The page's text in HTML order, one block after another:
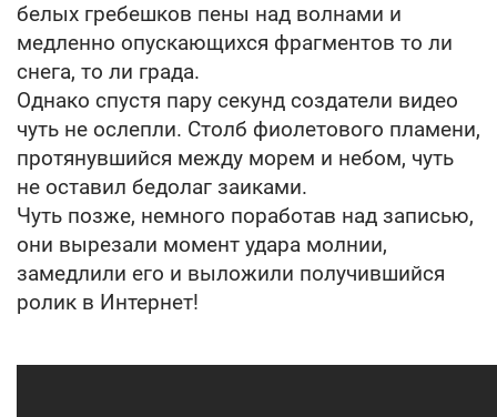
белых гребешков пены над волнами и
медленно опускающихся фрагментов то ли
снега, то ли града.
Однако спустя пару секунд создатели видео
чуть не ослепли. Столб фиолетового пламени,
протянувшийся между морем и небом, чуть
не оставил бедолаг заиками.
Чуть позже, немного поработав над записью,
они вырезали момент удара молнии,
замедлили его и выложили получившийся
ролик в Интернет!